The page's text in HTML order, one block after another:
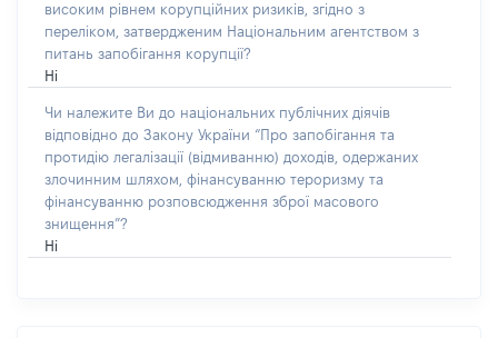
високим рівнем корупційних ризиків, згідно з
переліком, затвердженим Національним агентством з
питань запобігання корупції?
Ні
Чи належите Ви до національних публічних діячів
відповідно до Закону України “Про запобігання та
протидію легалізації (відмиванню) доходів, одержаних
злочинним шляхом, фінансуванню тероризму та
фінансуванню розповсюдження зброї масового
знищення”?
Ні